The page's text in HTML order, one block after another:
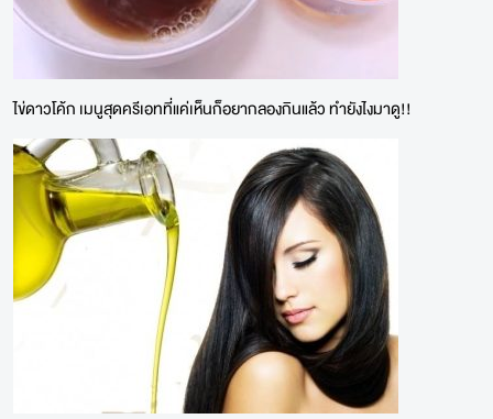
ไข่ดาวโค้ก เมนูสุดครีเอทที่แค่เห็นก็อยากลองกินแล้ว ทำยังไงมาดู!!